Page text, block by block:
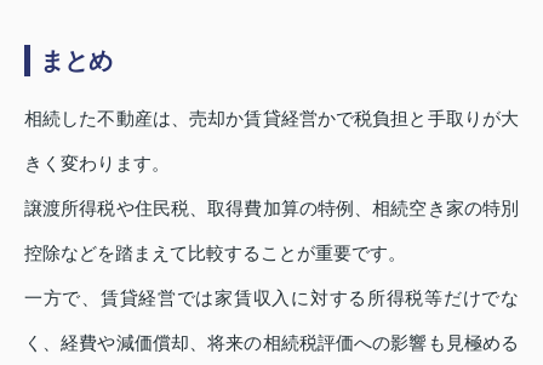
まとめ
相続した不動産は、売却か賃貸経営かで税負担と手取りが大
きく変わります。
譲渡所得税や住民税、取得費加算の特例、相続空き家の特別
控除などを踏まえて比較することが重要です。
一方で、賃貸経営では家賃収入に対する所得税等だけでな
く、経費や減価償却、将来の相続税評価への影響も見極める